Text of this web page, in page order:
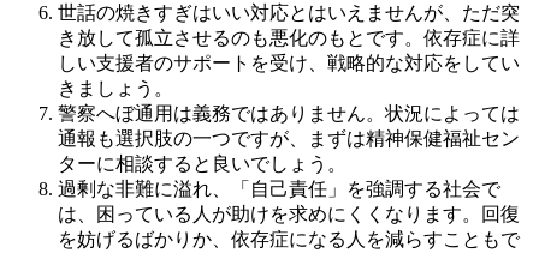
世話の焼きすぎはいい対応とはいえませんが、ただ突
き放して孤立させるのも悪化のもとです。依存症に詳
しい支援者のサポートを受け、戦略的な対応をしてい
きましょう。
警察へぼ通用は義務ではありません。状況によっては
通報も選択肢の一つですが、まずは精神保健福祉セン
ターに相談すると良いでしょう。
過剰な非難に溢れ、「自己責任」を強調する社会で
は、困っている人が助けを求めにくくなります。回復
を妨げるばかりか、依存症になる人を減らすこともで